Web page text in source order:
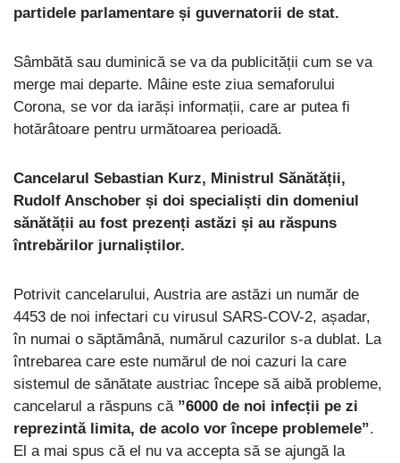
partidele parlamentare și guvernatorii de stat.
Sâmbătă sau duminică se va da publicității cum se va
merge mai departe. Mâine este ziua semaforului
Corona, se vor da iarăși informații, care ar putea fi
hotărâtoare pentru următoarea perioadă.
Cancelarul Sebastian Kurz, Ministrul Sănătății,
Rudolf Anschober și doi specialiști din domeniul
sănătății au fost prezenți astăzi și au răspuns
întrebărilor jurnaliștilor.
Potrivit cancelarului, Austria are astăzi un număr de
4453 de noi infectari cu virusul SARS-COV-2, așadar,
în numai o săptămână, numărul cazurilor s-a dublat. La
întrebarea care este numărul de noi cazuri la care
sistemul de sănătate austriac începe să aibă probleme,
cancelarul a răspuns că ”6000 de noi infecții pe zi
reprezintă limita, de acolo vor începe problemele”.
El a mai spus că el nu va accepta să se ajungă la